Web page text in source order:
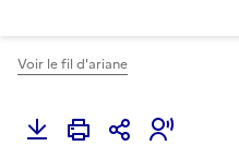
Voir le fil d'ariane